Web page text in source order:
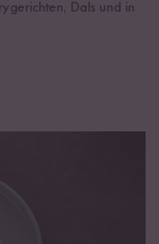
Dals und in